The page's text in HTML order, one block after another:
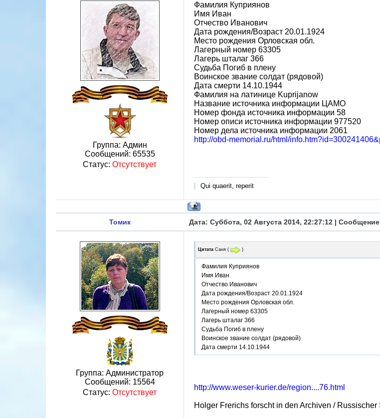
Группа: Админ
Сообщений: 65535
Статус: Отсутствует
Фамилия Куприянов
Имя Иван
Отчество Иванович
Дата рождения/Возраст 20.01.1924
Место рождения Орловская обл.
Лагерный номер 63305
Лагерь шталаг 366
Судьба Погиб в плену
Воинское звание солдат (рядовой)
Дата смерти 14.10.1944
Фамилия на латинице Kuprijanow
Название источника информации ЦАМО
Номер фонда источника информации 58
Номер описи источника информации 977520
Номер дела источника информации 2061
http://obd-memorial.ru/html/
Qui quaerit, reperit
Томик Дата: Суббота, 02 Августа 2014, 22:27:12 |
Группа: Администратор
Сообщений: 15564
Статус: Отсутствует
Цитата Саня ( )
Фамилия Куприянов
Имя Иван
Отчество Иванович
Дата рождения/Возраст 20.01.1924
Место рождения Орловская обл.
Лагерный номер 63305
Лагерь шталаг 366
Судьба Погиб в плену
Воинское звание солдат (рядовой)
Дата смерти 14.10.1944
http://www.weser-kurier.de/region....76.html
Holger Frerichs forscht in den Archiven /